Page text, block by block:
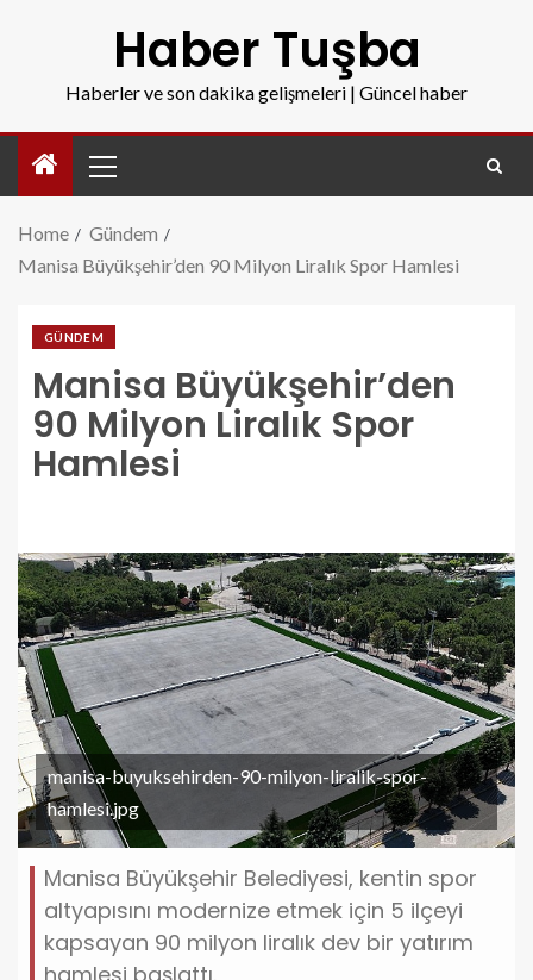
Haber Tuşba
Haberler ve son dakika gelişmeleri | Güncel haber
Home
Gündem
Manisa Büyükşehir’den 90 Milyon Liralık Spor Hamlesi
GÜNDEM
Manisa Büyükşehir’den
90 Milyon Liralık Spor
Hamlesi
manisa-buyuksehirden-90-milyon-liralik-spor-
hamlesi.jpg
Manisa Büyükşehir Belediyesi, kentin spor
altyapısını modernize etmek için 5 ilçeyi
kapsayan 90 milyon liralık dev bir yatırım